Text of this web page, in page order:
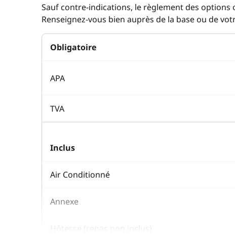
Sauf contre-indications, le règlement des options
Renseignez-vous bien auprès de la base ou de
Obligatoire
APA
TVA
Inclus
Air Conditionné
Annexe
Hôtesse (repas non inclus)